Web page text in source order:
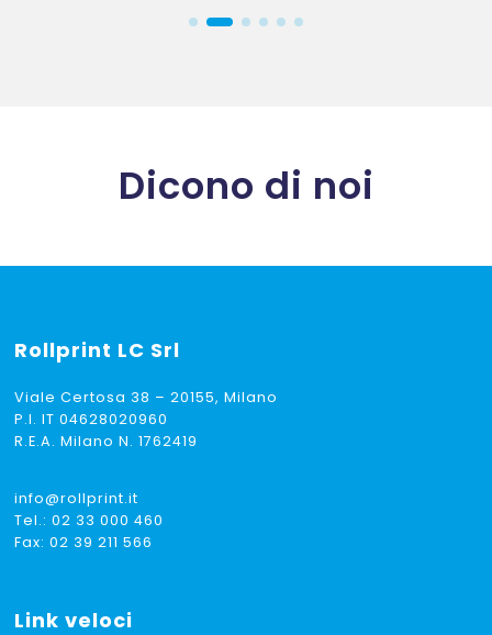
Dicono di noi
Rollprint LC Srl
Viale Certosa 38 – 20155, Milano
P.I. IT 04628020960
R.E.A. Milano N. 1762419
info@rollprint.it
Tel.:02 33 000 460
Fax: 02 39 211 566
Link veloci